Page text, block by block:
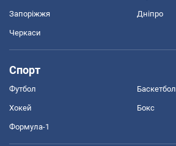
Запоріжжя Дніпро
Черкаси
Спорт
Футбол Баскетбол
Хокей Бокс
Формула-1